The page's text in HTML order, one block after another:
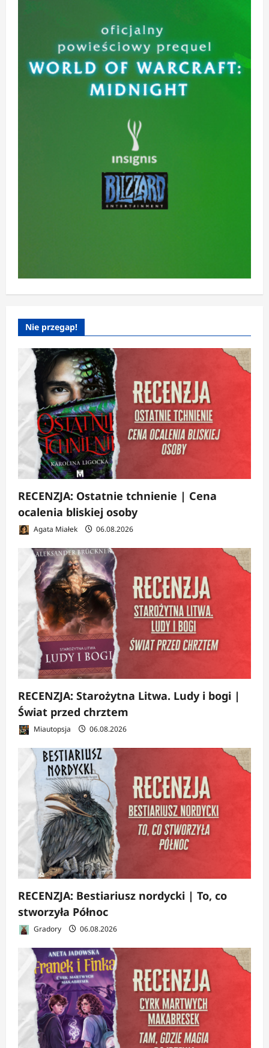
Nie przegap!
RECENZJA: Ostatnie tchnienie | Cena
ocalenia bliskiej osoby
Agata Miałek 06.08.2026
RECENZJA: Starożytna Litwa. Ludy i bogi |
Świat przed chrztem
Miautopsja 06.08.2026
RECENZJA: Bestiariusz nordycki | To, co
stworzyła Północ
Gradory 06.08.2026